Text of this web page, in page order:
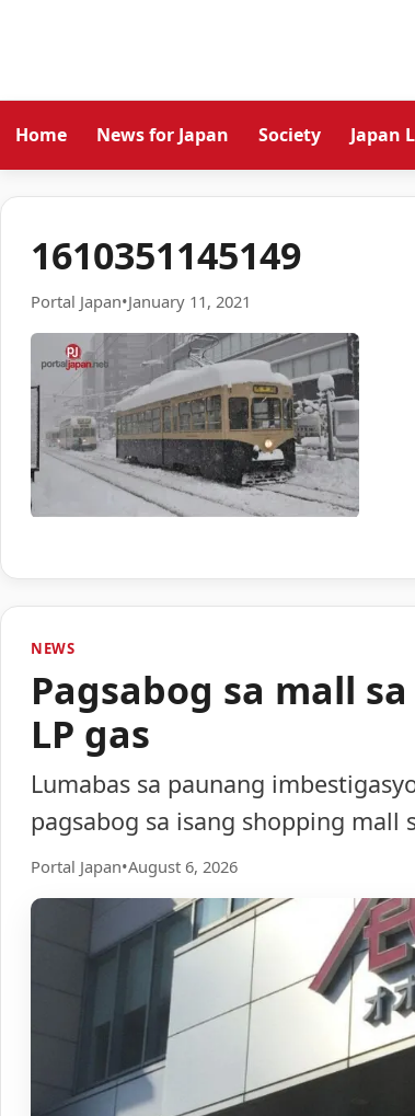
Home News for Japan Society Japan
1610351145149
Portal Japan•January 11, 2021
NEWS
Pagsabog sa mall
LP gas
Lumabas sa paunang
pagsabog sa isang shopping mall
Portal Japan•August 6, 2026